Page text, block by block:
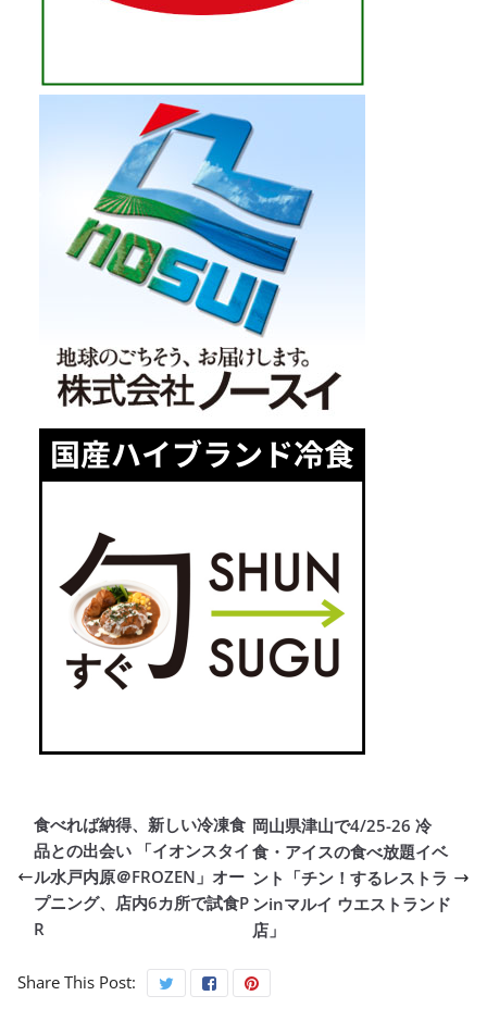
食べれば納得、新しい冷凍食
品との出会い 「イオンスタイ
ル水戸内原＠FROZEN」オー
プニング、店内6カ所で試食P
R
岡山県津山で4/25-26 冷
食・アイスの食べ放題イベ
ント「チン！するレストラ
ンinマルイ ウエストランド
店」
Share This Post: